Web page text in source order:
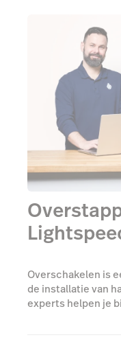
Overschakelen is
de installatie van
experts helpen je